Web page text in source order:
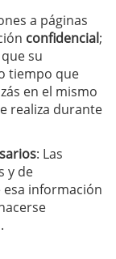
a páginas
confidencial;
su
tiempo que
en el mismo
realiza durante
: Las
y de
esa información